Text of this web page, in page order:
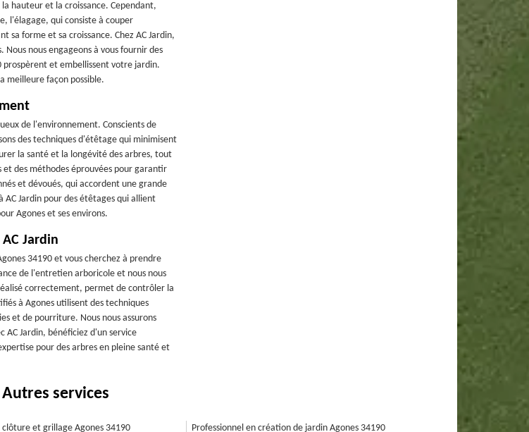
hauteur et la croissance. Cependant,
l'élagage, qui consiste à couper
forme et sa croissance. Chez AC Jardin,
nous engageons à vous fournir des
prospèrent et embellissent votre jardin.
meilleure façon possible.
de l'environnement. Conscients de
des techniques d'étêtage qui minimisent
la santé et la longévité des arbres, tout
des méthodes éprouvées pour garantir
et dévoués, qui accordent une grande
Jardin pour des étêtages qui allient
Agones et ses environs.
Jardin
34190 et vous cherchez à prendre
de l'entretien arboricole et nous nous
correctement, permet de contrôler la
à Agones utilisent des techniques
et de pourriture. Nous nous assurons
AC Jardin, bénéficiez d'un service
pour des arbres en pleine santé et
Autres services
clôture et grillage Agones 34190 Professionnel en création de jardin Agones 34190